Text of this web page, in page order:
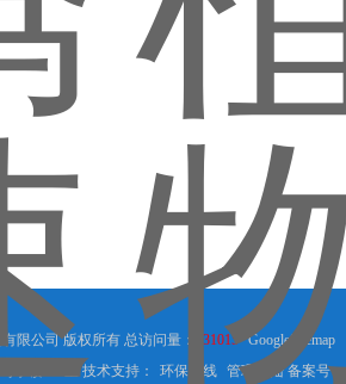
限公司 版权所有 总访问量： 531015 GoogleSitemap
字楼509室 技术支持：
环保在线 管理登陆备案号：